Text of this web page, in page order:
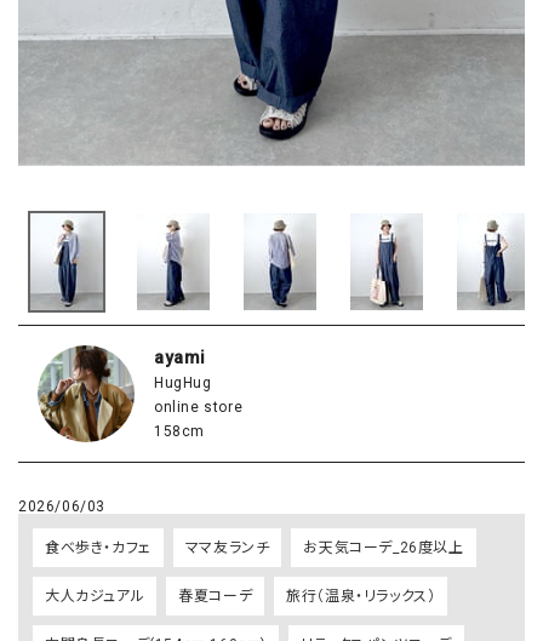
ayami
HugHug
online store
158cm
2026/06/03
食べ歩き・カフェ ママ友ランチ お天気コーデ_26度以上
大人カジュアル 春夏コーデ 旅行（温泉・リラックス）